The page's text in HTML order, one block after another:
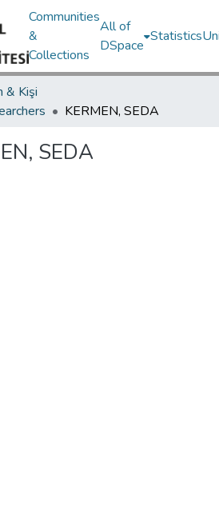
Communities
&
Collections
All of
DSpace
Statistics
& Kişi
KERMEN, SEDA
SEDA